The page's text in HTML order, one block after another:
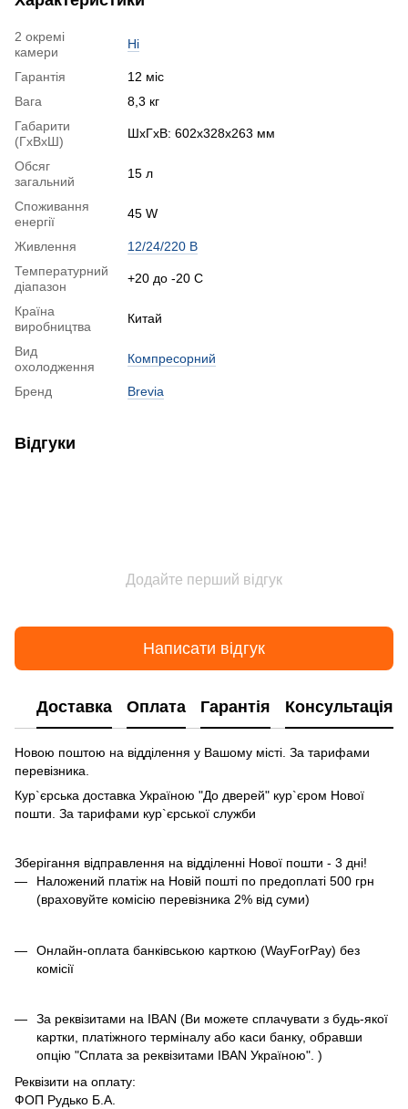
2 окремі
камери
Ні
Гарантія
12 міс
Вага
8,3 кг
Габарити
(ГхВхШ)
ШхГхВ: 602x328x263 мм
Обсяг
загальний
15 л
Споживання
енергії
45 W
Живлення
12/24/220 В
Температурний
діапазон
+20 до -20 С
Країна
виробництва
Китай
Вид
охолодження
Компресорний
Бренд Brevia
Відгуки
Додайте перший відгук
Написати відгук
Доставка Оплата Гарантія Консультація
Новою поштою на відділення у Вашому місті. За тарифами
перевізника.
Кур`єрська доставка Україною "До дверей" кур`єром Нової
пошти. За тарифами кур`єрської служби
Зберігання відправлення на відділенні Нової пошти - 3 дні!
Наложений платіж на Новій пошті по предоплаті 500 грн
(враховуйте комісію перевізника 2% від суми)
Онлайн-оплата банківською карткою (WayForPay) без
комісії
За реквізитами на IBAN (Ви можете сплачувати з будь-якої
картки, платіжного терміналу або каси банку, обравши
опцію "Сплата за реквізитами IBAN Україною". )
Реквізити на оплату:
ФОП Рудько Б.А.